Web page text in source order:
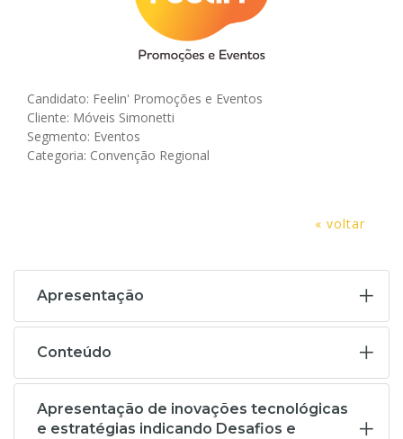
Candidato: Feelin' Promoções e Eventos
Cliente: Móveis Simonetti
Segmento: Eventos
Categoria: Convenção Regional
« voltar
Apresentação
Conteúdo
Apresentação de inovações tecnológicas
e estratégias indicando Desafios e